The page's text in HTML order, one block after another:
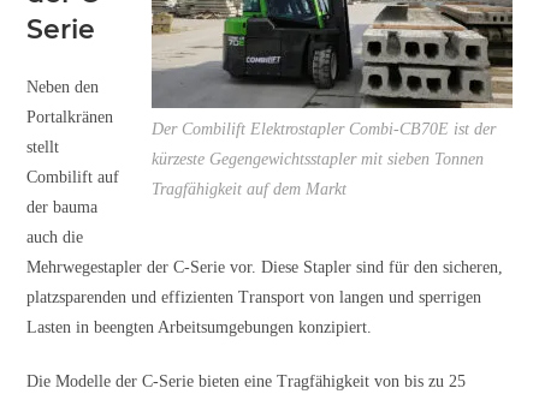
Der Combilift Elektrostapler Combi-CB70E ist der
kürzeste Gegengewichtsstapler mit sieben Tonnen
Tragfähigkeit auf dem Markt
Serie
Neben den
Portalkränen
stellt
Combilift auf
der bauma
auch die
Mehrwegestapler der C-Serie vor. Diese Stapler sind für den sicheren,
platzsparenden und effizienten Transport von langen und sperrigen
Lasten in beengten Arbeitsumgebungen konzipiert.
Die Modelle der C-Serie bieten eine Tragfähigkeit von bis zu 25